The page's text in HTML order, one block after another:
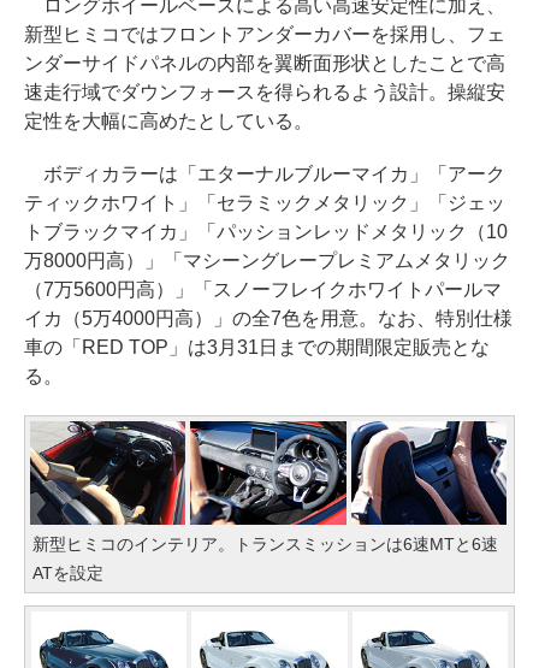
ロングホイールベースによる高い高速安定性に加え、
新型ヒミコではフロントアンダーカバーを採用し、フェ
ンダーサイドパネルの内部を翼断面形状としたことで高
速走行域でダウンフォースを得られるよう設計。操縦安
定性を大幅に高めたとしている。
ボディカラーは「エターナルブルーマイカ」「アーク
ティックホワイト」「セラミックメタリック」「ジェッ
トブラックマイカ」「パッションレッドメタリック（10
万8000円高）」「マシーングレープレミアムメタリック
（7万5600円高）」「スノーフレイクホワイトパールマ
イカ（5万4000円高）」の全7色を用意。なお、特別仕様
車の「RED TOP」は3月31日までの期間限定販売とな
る。
新型ヒミコのインテリア。トランスミッションは6速MTと6速
ATを設定